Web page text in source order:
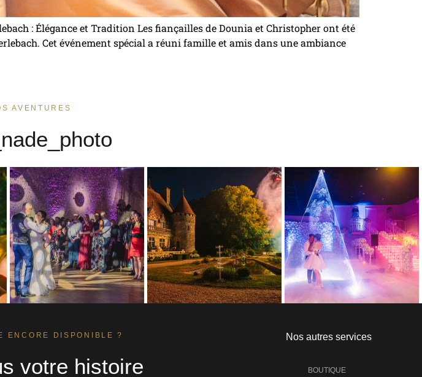
: Élégance et Tradition Les fiançailles de Dounia et Christopher ont été
Cet événement spécial a réuni famille et amis dans une ambiance
AVENTURES
ENCORE DISPONIBLE ?
votre histoire
Nos autres services
BOUTIQUE